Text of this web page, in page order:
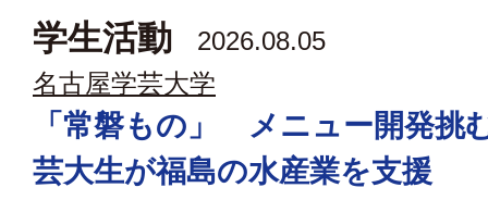
学生活動
2026.08.05
名古屋学芸大学
「常磐もの」 メニュー開発
芸大生が福島の水産業を支援